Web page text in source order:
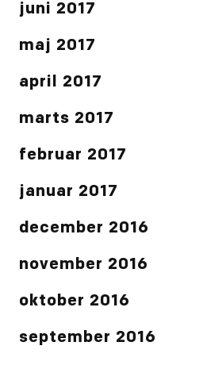
juni 2017
maj 2017
april 2017
marts 2017
februar 2017
januar 2017
december 2016
november 2016
oktober 2016
september 2016